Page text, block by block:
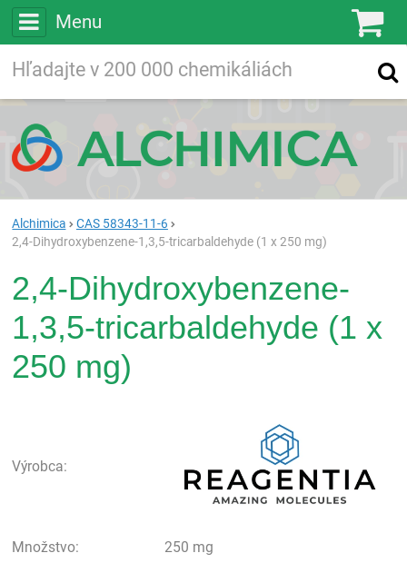
Menu
Vyhľadávanie
Alchimica
CAS 58343-11-6
2,4-Dihydroxybenzene-1,3,5-tricarbaldehyde (1 x 250 mg)
2,4-Dihydroxybenzene-
1,3,5-tricarbaldehyde (1 x
250 mg)
Výrobca:
Množstvo:
250 mg